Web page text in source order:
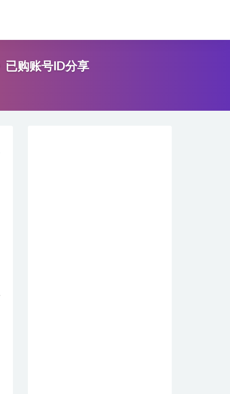
已购账号ID分享